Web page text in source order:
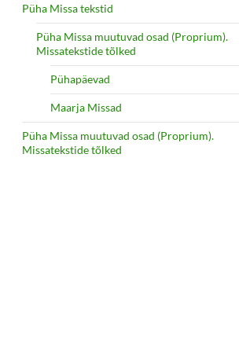
PEDAGOOGIKA
Püha Missa tekstid
Püha Missa muutuvad osad (Proprium).
Missatekstide tõlked
Pühapäevad
Maarja Missad
Püha Missa muutuvad osad (Proprium).
Missatekstide tõlked